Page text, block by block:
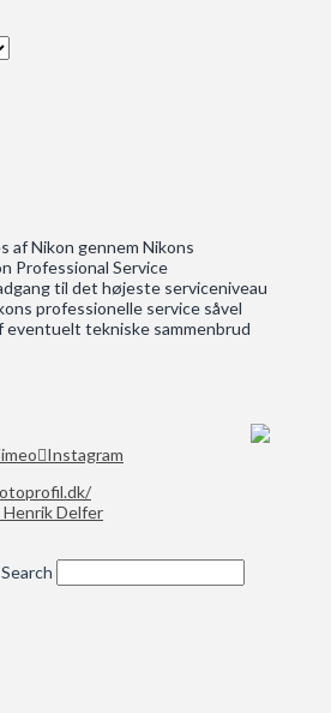
Nikon gennem Nikons
Professional Service
til det højeste serviceniveau
professionelle service såvel
tekniske sammenbrud
Instagram
Delfer